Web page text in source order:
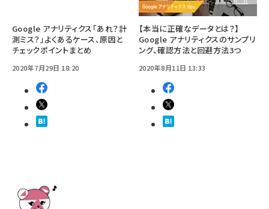
Google アナリティクス「あれ？計
測ミス？」よくあるケース、原因と
チェックポイントまとめ
2020年7月29日 18:20
【本当に正確なデータとは？】
Google アナリティクスのサンプリ
ング、確認方法と回避方法3つ
2020年8月11日 13:33